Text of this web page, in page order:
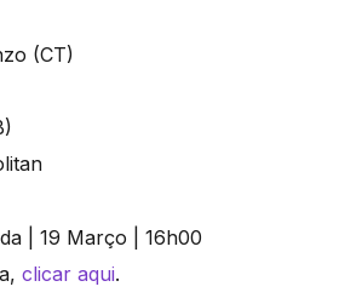
(CT)
clicar aqui.